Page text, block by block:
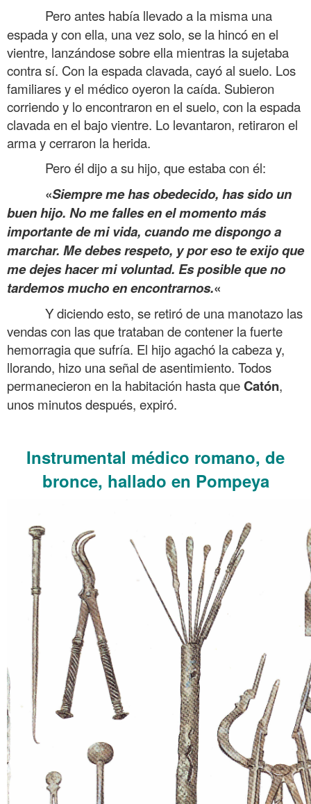
Pero antes había llevado a la misma una
espada y con ella, una vez solo, se la hincó en el
vientre, lanzándose sobre ella mientras la sujetaba
contra sí. Con la espada clavada, cayó al suelo. Los
familiares y el médico oyeron la caída. Subieron
corriendo y lo encontraron en el suelo, con la espada
clavada en el bajo vientre. Lo levantaron, retiraron el
arma y cerraron la herida.
Pero él dijo a su hijo, que estaba con él:
«Siempre me has obedecido, has sido un
buen hijo. No me falles en el momento más
importante de mi vida, cuando me dispongo a
marchar. Me debes respeto, y por eso te exijo que
me dejes hacer mi voluntad. Es posible que no
tardemos mucho en encontrarnos.«
Y diciendo esto, se retiró de una manotazo las
vendas con las que trataban de contener la fuerte
hemorragia que sufría. El hijo agachó la cabeza y,
llorando, hizo una señal de asentimiento. Todos
permanecieron en la habitación hasta queCatón,
unos minutos después, expiró.
Instrumental médico romano, de
bronce, hallado en Pompeya